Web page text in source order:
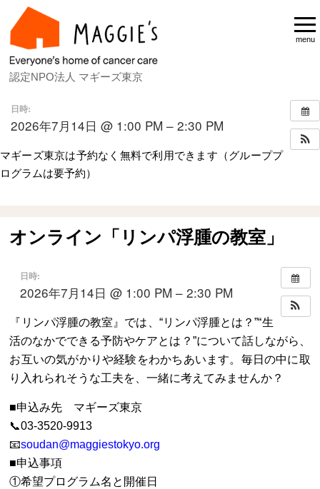
認定NPO法人 マギーズ東京
menu
日時:
2026年7月14日 @ 1:00 PM – 2:30 PM
マギーズ東京は予約なく無料で利用できます（グループプ
ログラムは要予約）
オンライン「リンパ浮腫の教室」
日時:
2026年7月14日 @ 1:00 PM – 2:30 PM
『リンパ浮腫の教室』では、“リンパ浮腫とは？”“生
活のなかでできる予防やケアとは？”について話しながら、
お互いの気がかりや経験をわかちあいます。毎日の中に取
り入れられそうな工夫を、一緒に考えてみませんか？
■申込み先 マギーズ東京
📞03-3520-9913
📧soudan@maggiestokyo.org
■申込事項
①希望プログラム名と開催日